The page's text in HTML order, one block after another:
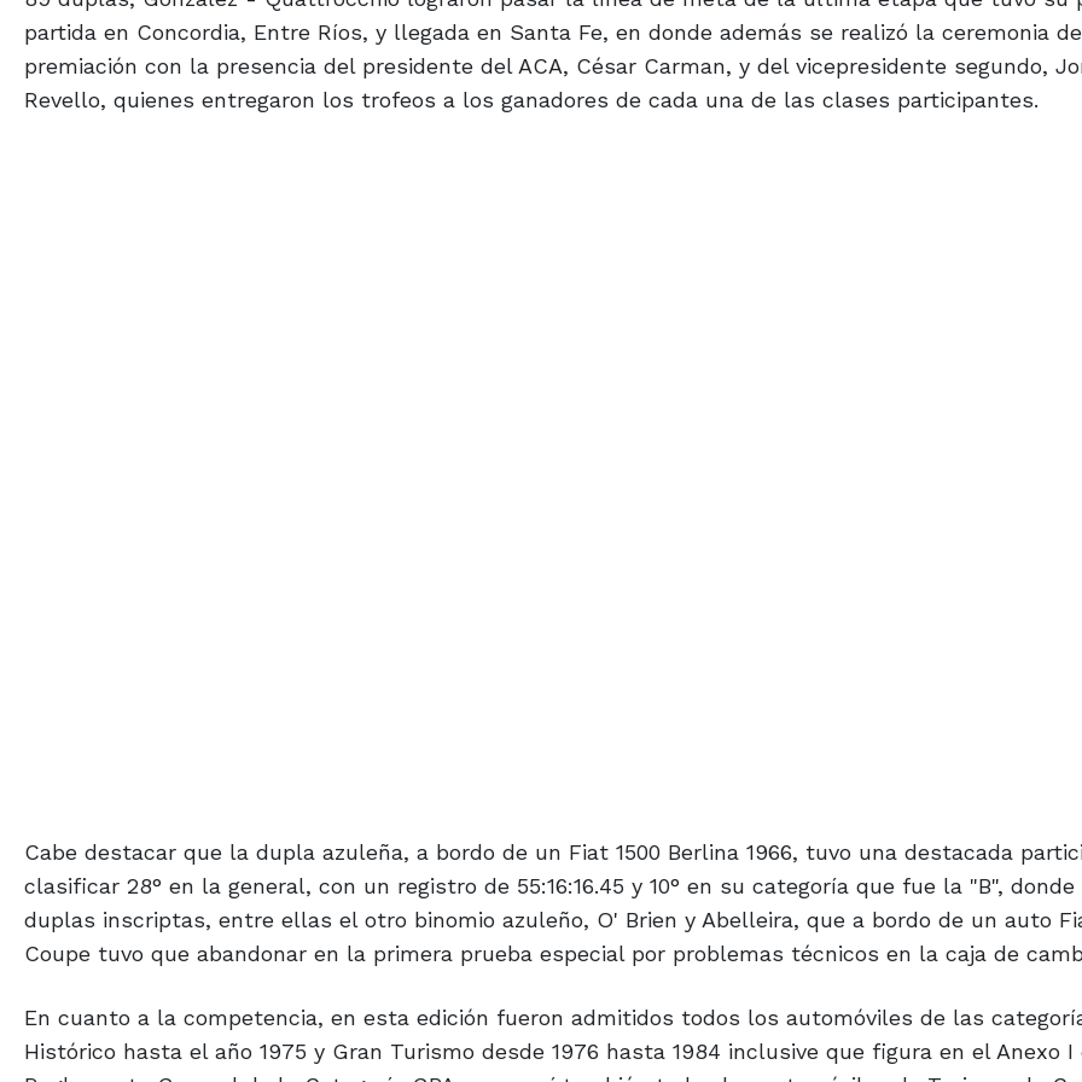
partida en Concordia, Entre Ríos, y llegada en Santa Fe, en donde además se realizó la ceremonia de
premiación con la presencia del presidente del ACA, César Carman, y del vicepresidente segundo,
Revello, quienes entregaron los trofeos a los ganadores de cada una de las clases participantes.
Cabe destacar que la dupla azuleña, a bordo de un Fiat 1500 Berlina 1966, tuvo una destacada
clasificar 28° en la general, con un registro de 55:16:16.45 y 10° en su categoría que fue la "B", donde
duplas inscriptas, entre ellas el otro binomio azuleño, O' Brien y Abelleira, que a bordo de un auto
Coupe tuvo que abandonar en la primera prueba especial por problemas técnicos en la caja de
En cuanto a la competencia, en esta edición fueron admitidos todos los automóviles de las
Histórico hasta el año 1975 y Gran Turismo desde 1976 hasta 1984 inclusive que figura en el Anexo I